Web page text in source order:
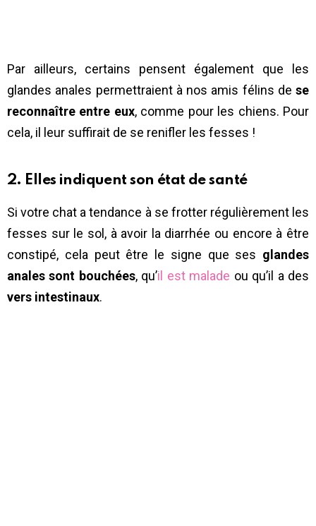
Par ailleurs, certains pensent également que les
glandes anales permettraient à nos amis félins de se
reconnaître entre eux, comme pour les chiens. Pour
cela, il leur suffirait de se renifler les fesses !
2. Elles indiquent son état de santé
Si votre chat a tendance à se frotter régulièrement les
fesses sur le sol, à avoir la diarrhée ou encore à être
constipé, cela peut être le signe que ses glandes
anales sont bouchées, qu’il est malade ou qu’il a des
vers intestinaux.